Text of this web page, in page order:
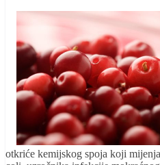
otkriće kemijskog spoja koji